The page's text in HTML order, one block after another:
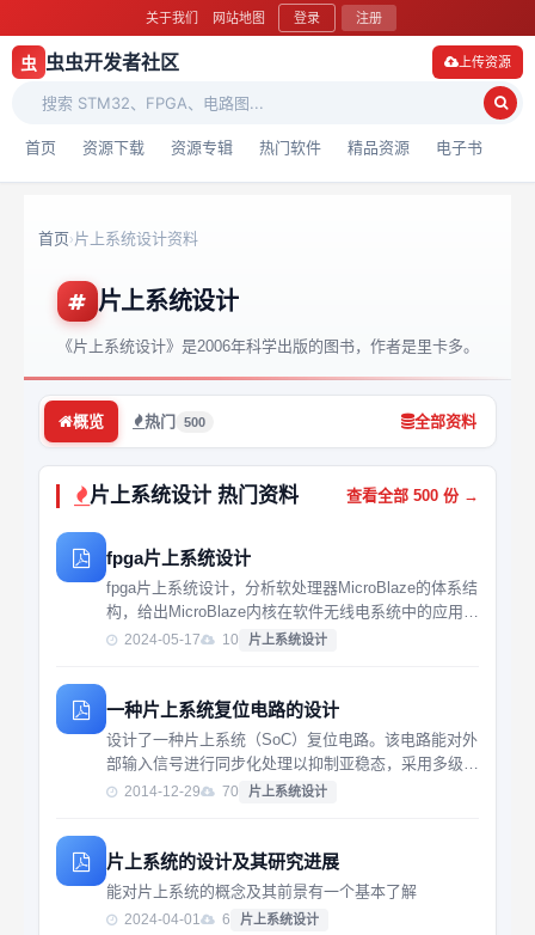
关于我们 网站地图 登录 注册
虫 虫虫开发者社区
首页 资源下载 资源专辑 热门软件 精品资源 电子书
上传资源
首页›片上系统设计资料
片上系统设计
《片上系统设计》是2006年科学出版的图书，作者是里卡多。
概览 热门 500 全部资料
片上系统设计 热门资料 查看全部 500 份 →
fpga片上系统设计
fpga片上系统设计，分析软处理器MicroBlaze的体系结
构，给出MicroBlaze内核在软件无线电系统中的应用，
实现SOPC（可编程系统芯片）。
2024-05-17 10 片上系统设计
一种片上系统复位电路的设计
设计了一种片上系统（SoC）复位电路。该电路能对外
部输入信号进行同步化处理以抑制亚稳态，采用多级D
触发器进行滤波提升抗干扰能力，并且控制产生系统所
2014-12-29 70 片上系统设计
片上系统的设计及其研究进展
能对片上系统的概念及其前景有一个基本了解
2024-04-01 6 片上系统设计